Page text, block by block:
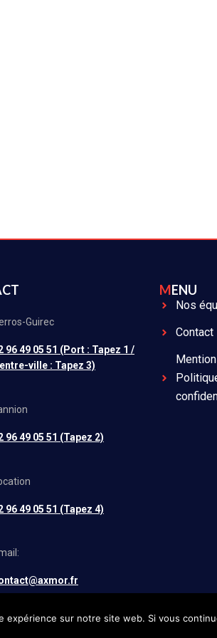
Guirec
96 49 05 51 (Port : Tapez 1 /
ville : Tapez 3)
96 49 05 51 (Tapez 2)
96 49 05 51 (Tapez 4)
MENU
Nos
Contact
expérience sur notre site web. Si vous